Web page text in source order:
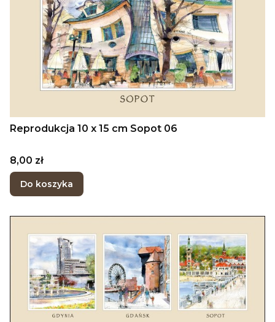
Reprodukcja 10 x 15 cm Sopot 06
Cena
8,00 zł
Do koszyka